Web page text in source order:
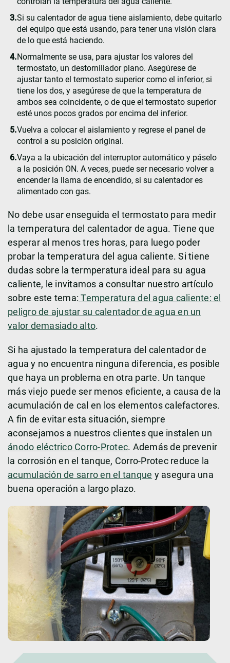
Si su calentador de agua tiene aislamiento, debe quitarlo
del equipo que está usando, para tener una visión clara
de lo que está haciendo.
Normalmente se usa, para ajustar los valores del
termostato, un destornillador plano. Asegúrese de
ajustar tanto el termostato superior como el inferior, si
tiene los dos, y asegúrese de que la temperatura de
ambos sea coincidente, o de que el termostato superior
esté unos pocos grados por encima del inferior.
Vuelva a colocar el aislamiento y regrese el panel de
control a su posición original.
Vaya a la ubicación del interruptor automático y páselo
a la posición ON. A veces, puede ser necesario volver a
encender la llama de encendido, si su calentador es
alimentado con gas.
No debe usar enseguida el termostato para medir
la temperatura del calentador de agua. Tiene que
esperar al menos tres horas, para luego poder
probar la temperatura del agua caliente. Si tiene
dudas sobre la termperatura ideal para su agua
caliente, le invitamos a consultar nuestro artículo
sobre este tema: Temperatura del agua caliente: el
peligro de ajustar su calentador de agua en un
valor demasiado alto.
Si ha ajustado la temperatura del calentador de
agua y no encuentra ninguna diferencia, es posible
que haya un problema en otra parte. Un tanque
más viejo puede ser menos eficiente, a causa de la
acumulación de cal en los elementos calefactores.
A fin de evitar esta situación, siempre
aconsejamos a nuestros clientes que instalen un
ánodo eléctrico Corro-Protec. Además de prevenir
la corrosión en el tanque, Corro-Protec reduce la
acumulación de sarro en el tanque y asegura una
buena operación a largo plazo.